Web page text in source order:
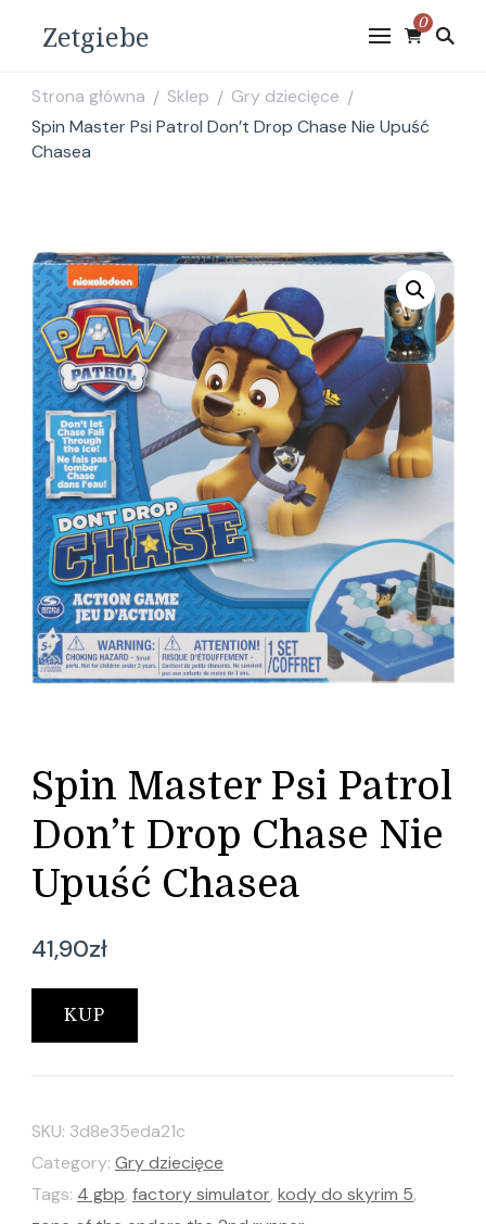
Zetgiebe 0
Strona główna / Sklep / Gry dziecięce /
Spin Master Psi Patrol Don’t Drop Chase Nie Upuść
Chasea
Spin Master Psi Patrol
Don’t Drop Chase Nie
Upuść Chasea
41,90zł
KUP
SKU: 3d8e35eda21c
Category: Gry dziecięce
Tags: 4 gbp, factory simulator, kody do skyrim 5,